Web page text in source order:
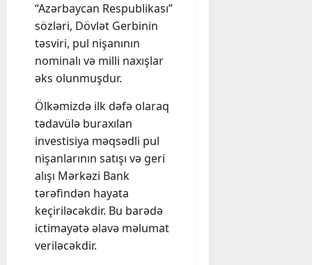
“Azərbaycan Respublikası”
sözləri, Dövlət Gerbinin
təsviri, pul nişanının
nominalı və milli naxışlar
əks olunmuşdur.
Ölkəmizdə ilk dəfə olaraq
tədavülə buraxılan
investisiya məqsədli pul
nişanlarının satışı və geri
alışı Mərkəzi Bank
tərəfindən hayata
keçiriləcəkdir. Bu barədə
ictimayətə əlavə məlumat
veriləcəkdir.